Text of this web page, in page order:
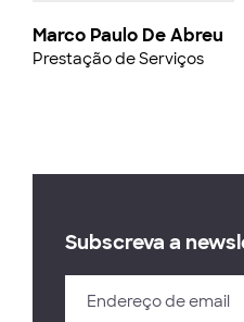
Marco Paulo De Abreu
Prestação de Serviços
Subscreva a